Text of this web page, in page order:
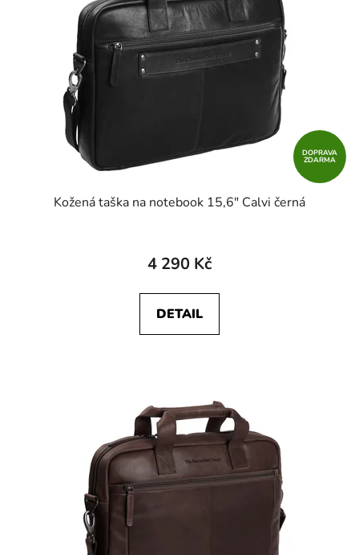
DOPRAVA
ZDARMA
Kožená taška na notebook 15,6" Calvi černá
4 290 Kč
DETAIL